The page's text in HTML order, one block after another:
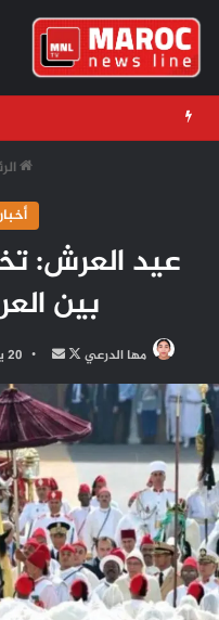
عيد العرش:
بين
مها الدرعي
تابع
على
X
أرسل
بريدا
إلكترونيا
20 يوليو، 2022